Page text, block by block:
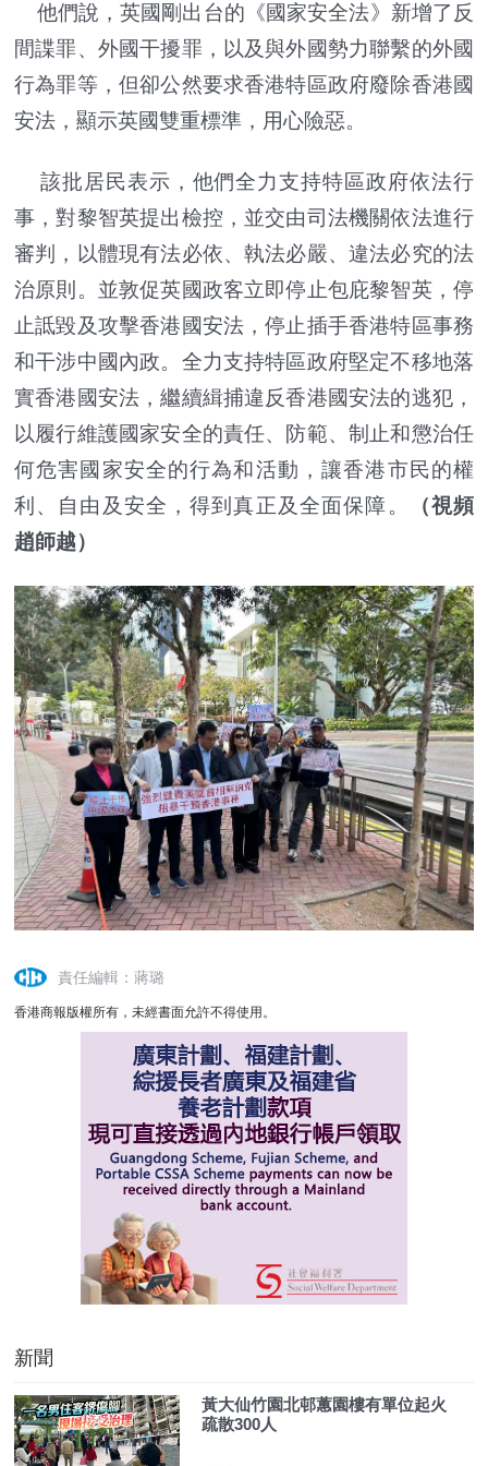
他們說，英國剛出台的《國家安全法》新增了反
間諜罪、外國干擾罪，以及與外國勢力聯繫的外國
行為罪等，但卻公然要求香港特區政府廢除香港國
安法，顯示英國雙重標準，用心險惡。
該批居民表示，他們全力支持特區政府依法行
事，對黎智英提出檢控，並交由司法機關依法進行
審判，以體現有法必依、執法必嚴、違法必究的法
治原則。並敦促英國政客立即停止包庇黎智英，停
止詆毀及攻擊香港國安法，停止插手香港特區事務
和干涉中國內政。全力支持特區政府堅定不移地落
實香港國安法，繼續緝捕違反香港國安法的逃犯，
以履行維護國家安全的責任、防範、制止和懲治任
何危害國家安全的行為和活動，讓香港市民的權
利、自由及安全，得到真正及全面保障。
（視頻
趙師越）
責任編輯：蔣璐
香港商報版權所有，未經書面允許不得使用。
新聞
黃大仙竹園北邨蕙園樓有單位起火
疏散300人